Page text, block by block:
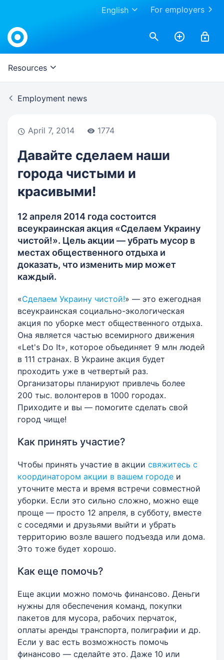
For employers
English
Work.ua
Resources
Employment news
April 7, 2014 1774
Давайте сделаем наши
города чистыми и
красивыми!
12 апреля 2014 года состоится
всеукраинская акция «Сделаем Украину
чистой!». Цель акции — убрать мусор в
местах общественного отдыха и
доказать, что изменить мир может
каждый.
«Сделаем Украину чистой!» — это ежегодная
всеукраинская социально-экологическая
акция по уборке мест общественного отдыха.
Она является частью всемирного движения
«Let's Do It», которое объединяет 9 млн людей
в 111 странах. В Украине акция будет
проходить уже в четвертый раз.
Организаторы планируют привлечь более
200 тыс. волонтеров в 1000 городах.
Приходите и вы — помогите сделать свой
город чище!
Как принять участие?
Чтобы принять участие в акции свяжитесь с
координатором акции в вашем городе и
уточните места и время встречи совместной
уборки. Если это сильно сложно, можно еще
проще — просто 12 апреля, в субботу, вместе
с соседями и друзьями выйти и убрать
территорию возле вашего подъезда или дома.
Это тоже будет хорошо.
Как еще помочь?
Еще акции можно помочь финансово. Деньги
нужны для обеспечения команд, покупки
пакетов для мусора, рабочих перчаток,
оплаты аренды транспорта, полиграфии и др.
Если у вас есть возможность помочь
финансово — сделайте это. Даже 10 или